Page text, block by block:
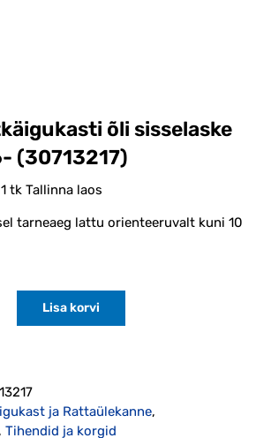
õli sisselaske
(30713217)
1 tk Tallinna laos
tarneaeg lattu orienteeruvalt kuni 10
Lisa korvi
ja Rattaülekanne,
, Tihendid ja korgid